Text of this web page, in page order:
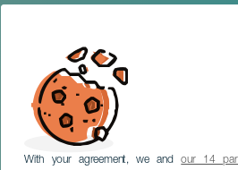
With your agreement, we andour 14